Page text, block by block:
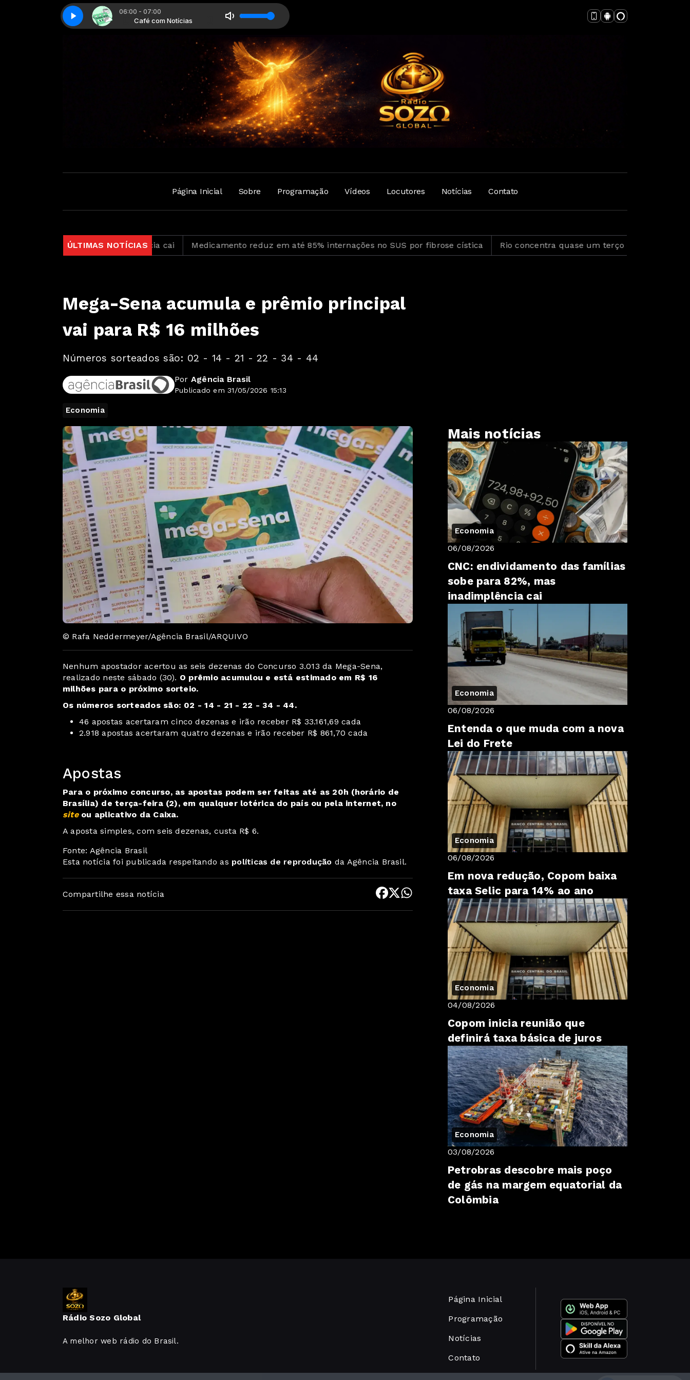
06:00 - 07:00
Café com Notícias Café com Notícias
Café com notícias - Parte 1 Café com notícias - Parte 1
Página Inicial Sobre Programação Vídeos Locutores Notícias Contato
ÚLTIMAS NOTÍCIAS
para 82%, mas inadimplência cai Medicamento reduz em até 85% internações no SUS por fibrose cística Rio concentra quase um terço de casos de exercício
Mega-Sena acumula e prêmio principal
vai para R$ 16 milhões
Números sorteados são: 02 - 14 - 21 - 22 - 34 - 44
Por Agência Brasil
Publicado em 31/05/2026 15:13
Economia
© Rafa Neddermeyer/Agência Brasil/ARQUIVO
Nenhum apostador acertou as seis dezenas do Concurso 3.013 da Mega-Sena,
realizado neste sábado (30). O prêmio acumulou e está estimado em R$ 16
milhões para o próximo sorteio.
Os números sorteados são: 02 - 14 - 21 - 22 - 34 - 44.
46 apostas acertaram cinco dezenas e irão receber R$ 33.161,69 cada
2.918 apostas acertaram quatro dezenas e irão receber R$ 861,70 cada
Apostas
Para o próximo concurso, as apostas podem ser feitas até as 20h (horário de
Brasília) de terça-feira (2), em qualquer lotérica do país ou pela internet, no
siteou aplicativo da Caixa.
A aposta simples, com seis dezenas, custa R$ 6.
Fonte: Agência Brasil
Esta notícia foi publicada respeitando as políticas de reprodução da Agência Brasil.
Compartilhe essa notícia
Mais notícias
Economia
06/08/2026
CNC: endividamento das famílias
sobe para 82%, mas
inadimplência cai
Economia
06/08/2026
Entenda o que muda com a nova
Lei do Frete
Economia
06/08/2026
Em nova redução, Copom baixa
taxa Selic para 14% ao ano
Economia
04/08/2026
Copom inicia reunião que
definirá taxa básica de juros
Economia
03/08/2026
Petrobras descobre mais poço
de gás na margem equatorial da
Colômbia
Rádio Sozo Global
A melhor web rádio do Brasil.
Página Inicial
Programação
Notícias
Contato